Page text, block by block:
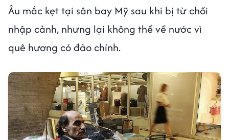
Âu mắc kẹt tại sân bay Mỹ sau khi bị từ chối
nhập cảnh, nhưng lại không thể về nước vì
quê hương có đảo chính.